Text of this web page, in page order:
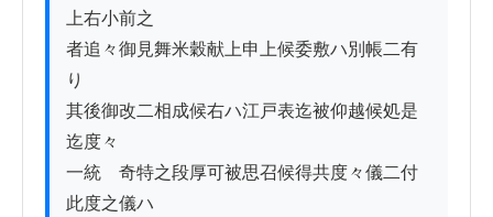
上右小前之
者追々御見舞米穀献上申上候委敷ハ別帳二有
り
其後御改二相成候右ハ江戸表迄被仰越候処是
迄度々
一統ゟ奇特之段厚可被思召候得共度々儀二付
此度之儀ハ